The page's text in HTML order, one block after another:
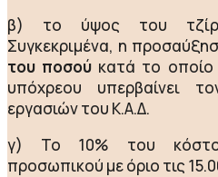
β) το ύψος του
Συγκεκριμένα, η
του ποσού κατά το οποίο
υπόχρεου υπερβαίνει
εργασιών του Κ.Α.Δ.
γ) Το 10% του
προσωπικού με όριο τις